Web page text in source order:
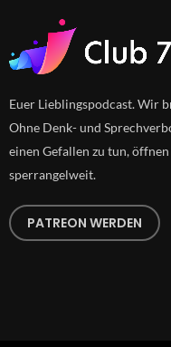
Euer Lieblingspodcast. Wir
Ohne Denk- und
einen Gefallen zu tun,
sperrangelweit.
PATREON WERDEN